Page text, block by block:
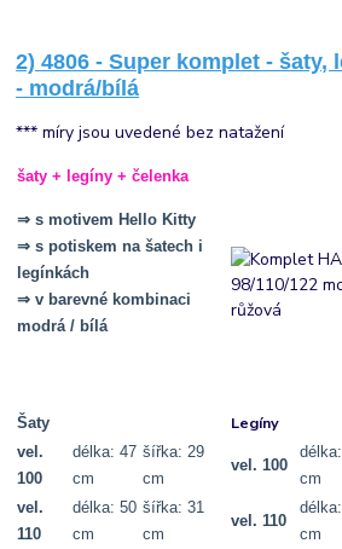
2) 4806 - Super komplet - šaty,
- modrá/bílá
*** míry jsou uvedené bez natažení
šaty + legíny + čelenka
⇒ s motivem Hello Kitty
⇒s potiskemna šatech i
legínkách
⇒ v barevné kombinaci
modrá / bílá
Šaty Legíny
vel.
100
délka: 47
cm
šířka: 29
cm
vel. 100
cm
vel.
110
délka: 50
cm
šířka: 31
cm
vel. 110
cm